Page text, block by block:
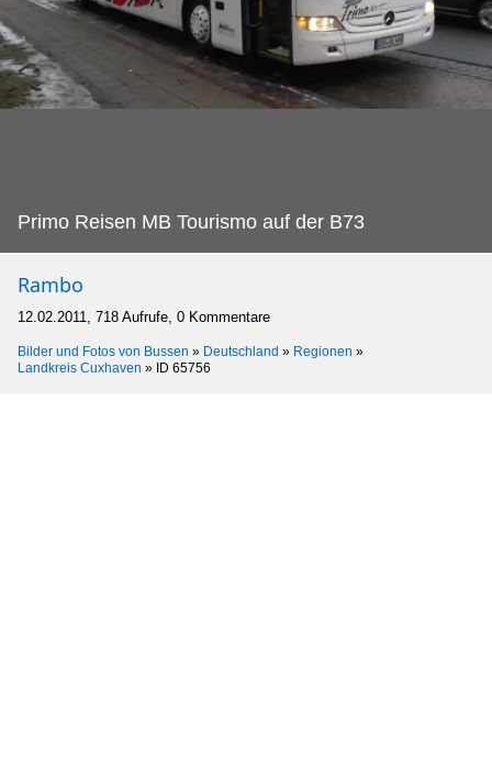
Primo Reisen MB Tourismo auf der B73
Rambo
12.02.2011, 718 Aufrufe, 0 Kommentare
Bilder und Fotos von Bussen » Deutschland » Regionen »
Landkreis Cuxhaven » ID 65756